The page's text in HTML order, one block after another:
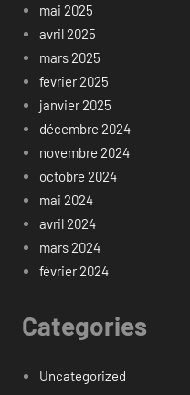
mai 2025
avril 2025
mars 2025
février 2025
janvier 2025
décembre 2024
novembre 2024
octobre 2024
mai 2024
avril 2024
mars 2024
février 2024
Categories
Uncategorized